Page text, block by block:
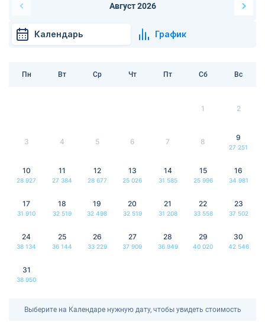
Август 2026
Календарь График
Пн Вт Ср Чт Пт Сб Вс
1 2
3 4 5 6 7 8 9
27 251
10
28 927
11
27 384
12
28 677
13
25 026
14
31 585
15
25 996
16
34 981
17
31 910
18
32 519
19
32 498
20
32 519
21
31 208
22
33 558
23
37 502
24
38 134
25
36 144
26
33 229
27
37 909
28
36 949
29
40 020
30
42 546
31
38 950
Выберите на Календаре нужную дату, чтобы увидеть стоимость